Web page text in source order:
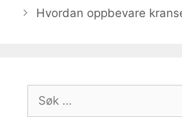
Hvordan oppbevare
Søk
etter: